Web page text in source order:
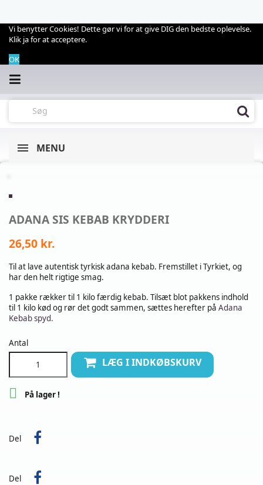
Vi benytter Cookies! Dette gør vi for at give DIG den bedste oplevelse.
Klik ja for at acceptere.
OK
MENU
ADANA SIS KEBAB KRYDDERI
26,50 kr.
Til at lave autentisk tyrkisk adana kebab. Fremstillet i Tyrkiet, og
har den helt rigtige smag.
1 pakke rækker til 1 kilo færdig kebab. Tilsæt blot pakkens indhold
til 1 kilo kød og rør det godt sammen, sættes herefter på Adana
Kebab spyd.
Antal
LÆG I INDKØBSKURV
 På lager !
Del
Del